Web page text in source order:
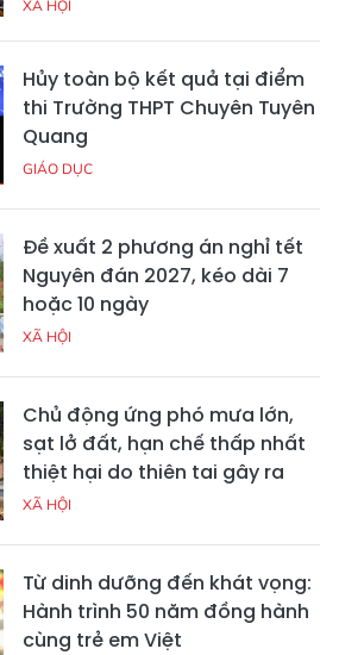
XÃ HỘI
Hủy toàn bộ kết quả tại điểm
thi Trường THPT Chuyên Tuyên
Quang
GIÁO DỤC
Đề xuất 2 phương án nghỉ tết
Nguyên đán 2027, kéo dài 7
hoặc 10 ngày
XÃ HỘI
Chủ động ứng phó mưa lớn,
sạt lở đất, hạn chế thấp nhất
thiệt hại do thiên tai gây ra
XÃ HỘI
Từ dinh dưỡng đến khát vọng:
Hành trình 50 năm đồng hành
cùng trẻ em Việt